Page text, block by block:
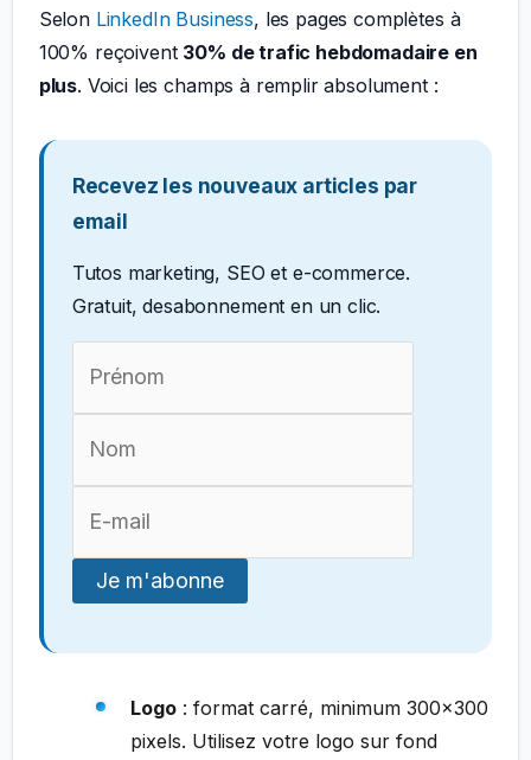
Selon LinkedIn Business, les pages complètes à
100% reçoivent 30% de trafic hebdomadaire en
plus. Voici les champs à remplir absolument :
Recevez les nouveaux articles par
email
Tutos marketing, SEO et e-commerce.
Gratuit, desabonnement en un clic.
Logo: format carré, minimum 300×300
pixels. Utilisez votre logo sur fond